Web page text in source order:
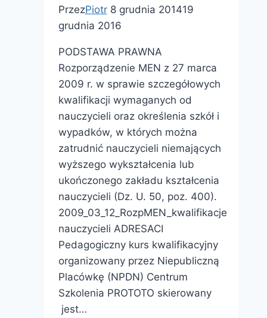
PrzezPiotr 8 grudnia 201419
grudnia 2016
PODSTAWA PRAWNA
Rozporządzenie MEN z 27 marca
2009 r. w sprawie szczegółowych
kwalifikacji wymaganych od
nauczycieli oraz określenia szkół i
wypadków, w których można
zatrudnić nauczycieli niemających
wyższego wykształcenia lub
ukończonego zakładu kształcenia
nauczycieli (Dz. U. 50, poz. 400).
2009_03_12_RozpMEN_kwalifikacje
nauczycieli ADRESACI
Pedagogiczny kurs kwalifikacyjny
organizowany przez Niepubliczną
Placówkę (NPDN) Centrum
Szkolenia PROTOTO skierowany
jest…